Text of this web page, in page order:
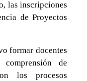
las inscripciones
de Proyectos
formar docentes
de
los procesos